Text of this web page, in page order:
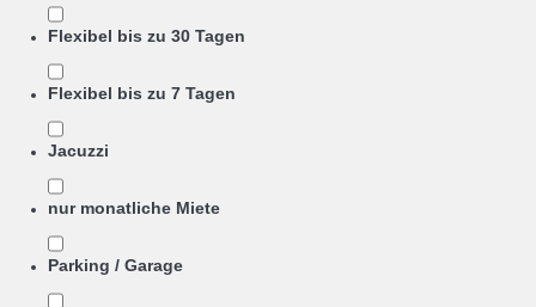
Flexibel bis zu 30 Tagen
Flexibel bis zu 7 Tagen
Jacuzzi
nur monatliche Miete
Parking / Garage